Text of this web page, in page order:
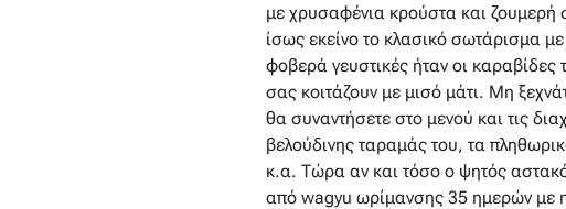
με χρυσαφένια κρούστα και ζουμερή
ίσως εκείνο το κλασικό σωτάρισμα
φοβερά γευστικές ήταν οι καραβίδες
σας κοιτάζουν με μισό μάτι. Μη
θα συναντήσετε στο μενού και τις
βελούδινης ταραμάς του, τα
κ.α. Τώρα αν και τόσο ο ψητός
από wagyu ωρίμανσης 35 ημερών με